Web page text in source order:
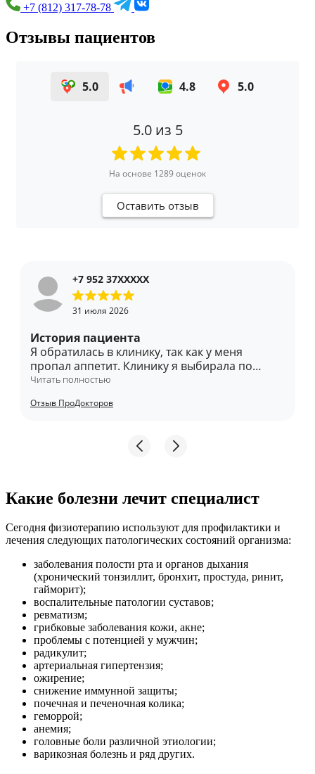
+7 (812) 317-78-78
Отзывы пациентов
5.0 4.8 5.0
5.0из 5
На основе 1289оценок
Оставить отзыв
+7 952 37XXXXX
31 июля 2026
История пациента
Я обратилась в клинику, так как у меня
пропал аппетит. Клинику я выбирала по
отзывам на сайте «ПроДокторов» и по
меня было важно, чтобы у доктора были
раньше, так как я пришла сильно заранее.
Уровень цен в клинике оцениваю как
рекомендовать ее своим знакомым.
Понравилось
Неимоверно добрый врач. Все объяснила и
разжевала каждую секунду процедуры.
Постоянно разговаривала и успокаивала
меня. Я была на данной процедуре первый
раз, поэтому для меня это было очень
стрессово. [...]. Буду рекомендовать ее всем
своим знакомым.
Читать полностью
Отзыв ПроДокторов
Какие болезни лечит специалист
Сегодня физиотерапию используют для профилактики и
лечения следующих патологических состояний организма:
заболевания полости рта и органов дыхания
(хронический тонзиллит, бронхит, простуда, ринит,
гайморит);
воспалительные патологии суставов;
ревматизм;
грибковые заболевания кожи, акне;
проблемы с потенцией у мужчин;
радикулит;
артериальная гипертензия;
ожирение;
снижение иммунной защиты;
почечная и печеночная колика;
геморрой;
анемия;
головные боли различной этиологии;
варикозная болезнь и ряд других.